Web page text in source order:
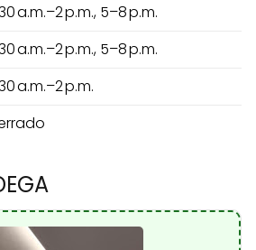
a.m.–2 p.m., 5–8 p.m.
a.m.–2 p.m., 5–8 p.m.
a.m.–2 p.m.